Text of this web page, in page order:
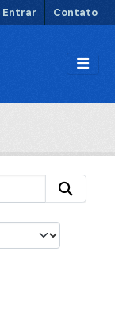
Entrar Contato